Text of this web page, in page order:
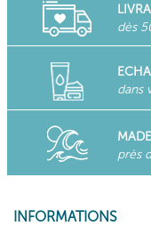
dès
dans
près
INFORMATIONS